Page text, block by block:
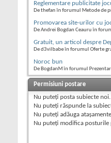
Reglementare publicitate
De thefan în forumul Metode de
Promovarea site-urilor cu
De Andrei Bogdan Ceauru în
Gratuit, un articol despre
De d3vilbabe în forumul Oferte
Noroc bun
De BogdanM în forumul
Permisiuni postare
Nu puteţi posta subiecte noi.
Nu puteţi răspunde la
Nu puteţi adăuga ataşamente
Nu puteţi modifica posturile